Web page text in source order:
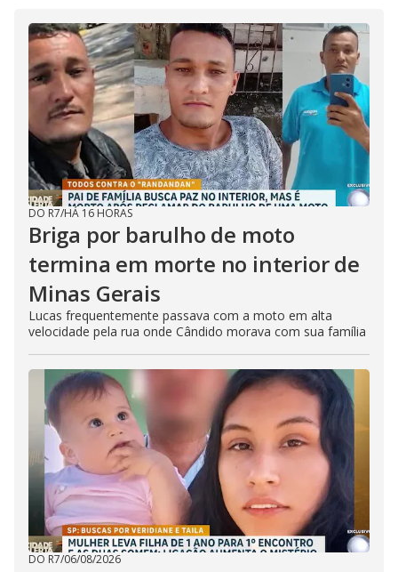
DO R7/HÁ 16 HORAS
Briga por barulho de moto
termina em morte no interior de
Minas Gerais
Lucas frequentemente passava com a moto em alta
velocidade pela rua onde Cândido morava com sua família
DO R7/06/08/2026